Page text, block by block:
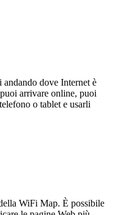
andando dove Internet è
arrivare online, puoi
o tablet e usarli
WiFi Map. È possibile